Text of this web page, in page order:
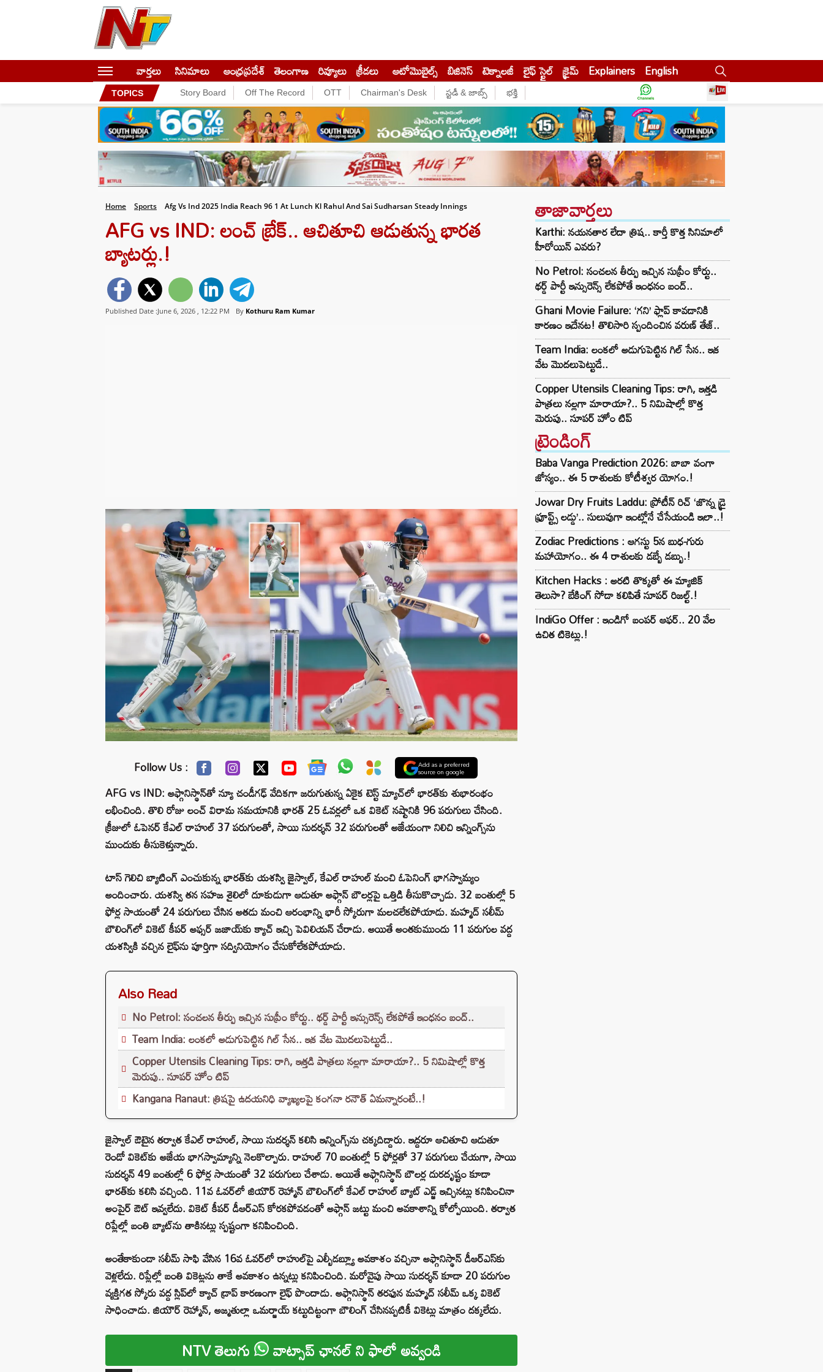
వార్తలు సినిమాలు ఆంధ్రప్రదేశ్ తెలంగాణ రివ్యూలు క్రీడలు ఆటోమొబైల్స్ బిజినెస్‌ టెక్నాలజీ లైఫ్ స్టైల్ క్రైమ్ Explainers English
TOPICS Story Board Off The Record OTT Chairman's Desk స్టడీ & జాబ్స్ భక్తి
Home Sports Afg Vs Ind 2025 India Reach 96 1 At Lunch Kl Rahul And Sai Sudharsan Steady Innings
AFG vs IND: లంచ్ బ్రేక్.. ఆచితూచి ఆడుతున్న భారత
బ్యాటర్లు.!
Published Date :June 6, 2026 , 12:22 PM By Kothuru Ram Kumar
Follow Us : Add as a preferred
source on google
AFG vs IND: అఫ్గానిస్థాన్‌తో న్యూ చండీగఢ్ వేదికగా జరుగుతున్న ఏకైక టెస్ట్ మ్యాచ్‌లో భారత్‌కు శుభారంభం
లభించింది. తొలి రోజు లంచ్ విరామ సమయానికి భారత్ 25 ఓవర్లలో ఒక వికెట్ నష్టానికి 96 పరుగులు చేసింది.
క్రీజులో ఓపెనర్ కేఎల్ రాహుల్ 37 పరుగులతో, సాయి సుదర్శన్ 32 పరుగులతో అజేయంగా నిలిచి ఇన్నింగ్స్‌ను
ముందుకు తీసుకెళ్తున్నారు.
టాస్ గెలిచి బ్యాటింగ్ ఎంచుకున్న భారత్‌కు యశస్వి జైస్వాల్, కేఎల్ రాహుల్ మంచి ఓపెనింగ్ భాగస్వామ్యం
అందించారు. యశస్వి తన సహజ శైలిలో దూకుడుగా ఆడుతూ అఫ్గాన్ బౌలర్లపై ఒత్తిడి తీసుకొచ్చాడు. 32 బంతుల్లో 5
ఫోర్ల సాయంతో 24 పరుగులు చేసిన అతడు మంచి ఆరంభాన్ని భారీ స్కోరుగా మలచలేకపోయాడు. మహ్మద్ సలీమ్
బౌలింగ్‌లో వికెట్ కీపర్ అఫ్సర్ జజాయ్‌కు క్యాచ్ ఇచ్చి పెవిలియన్ చేరాడు. అయితే అంతకుముందు 11 పరుగుల వద్ద
యశస్వికి వచ్చిన లైఫ్‌ను పూర్తిగా సద్వినియోగం చేసుకోలేకపోయాడు.
Also Read
No Petrol: సంచలన తీర్పు ఇచ్చిన సుప్రీం కోర్టు.. థర్డ్ పార్టీ ఇన్సురెన్స్ లేకపోతే ఇంధనం బంద్..
Team India: లంకలో అడుగుపెట్టిన గిల్ సేన.. ఇక వేట మొదలుపెట్టుడే..
Copper Utensils Cleaning Tips: రాగి, ఇత్తడి పాత్రలు నల్లగా మారాయా?.. 5 నిమిషాల్లో కొత్త
మెరుపు.. సూపర్ హోం టిప్
Kangana Ranaut: త్రిషపై ఉదయనిధి వ్యాఖ్యలపై కంగనా రనౌత్ ఏమన్నారంటే..!
జైస్వాల్ ఔటైన తర్వాత కేఎల్ రాహుల్, సాయి సుదర్శన్ కలిసి ఇన్నింగ్స్‌ను చక్కదిద్దారు. ఇద్దరూ ఆచితూచి ఆడుతూ
రెండో వికెట్‌కు అజేయ భాగస్వామ్యాన్ని నెలకొల్పారు. రాహుల్ 70 బంతుల్లో 5 ఫోర్లతో 37 పరుగులు చేయగా, సాయి
సుదర్శన్ 49 బంతుల్లో 6 ఫోర్ల సాయంతో 32 పరుగులు చేశాడు. అయితే అఫ్గానిస్థాన్ బౌలర్ల దురదృష్టం కూడా
భారత్‌కు కలిసి వచ్చింది. 11వ ఓవర్‌లో జియౌర్ రెహ్మాన్ బౌలింగ్‌లో కేఎల్ రాహుల్ బ్యాట్ ఎడ్జ్ ఇచ్చినట్లు కనిపించినా
అంపైర్ ఔట్ ఇవ్వలేదు. వికెట్ కీపర్ డీఆర్‌ఎస్ కోరకపోవడంతో అఫ్గాన్ జట్టు మంచి అవకాశాన్ని కోల్పోయింది. తర్వాత
రిప్లేల్లో బంతి బ్యాట్‌ను తాకినట్లు స్పష్టంగా కనిపించింది.
అంతేకాకుండా సలీమ్ సాఫి వేసిన 16వ ఓవర్‌లో రాహుల్‌పై ఎల్బీడబ్ల్యూ అవకాశం వచ్చినా అఫ్గానిస్థాన్ డీఆర్‌ఎస్‌కు
వెళ్లలేదు. రిప్లేల్లో బంతి వికెట్లను తాకే అవకాశం ఉన్నట్లు కనిపించింది. మరోవైపు సాయి సుదర్శన్ కూడా 20 పరుగుల
వ్యక్తిగత స్కోరు వద్ద స్లిప్‌లో క్యాచ్ డ్రాప్ కారణంగా లైఫ్ పొందాడు. అఫ్గానిస్థాన్ తరఫున మహ్మద్ సలీమ్ ఒక్క వికెట్
సాధించాడు. జియౌర్ రెహ్మాన్, అజ్మతుల్లా ఒమర్జాయ్ కట్టుదిట్టంగా బౌలింగ్ చేసినప్పటికీ వికెట్లు మాత్రం దక్కలేదు.
NTV తెలుగు వాట్సాప్ ఛానల్ ని ఫాలో అవ్వండి
తాజావార్తలు
Karthi: నయనతార లేదా త్రిష.. కార్తీ కొత్త సినిమాలో
హీరోయిన్ ఎవరు?
No Petrol: సంచలన తీర్పు ఇచ్చిన సుప్రీం కోర్టు..
థర్డ్ పార్టీ ఇన్సురెన్స్ లేకపోతే ఇంధనం బంద్..
Ghani Movie Failure: ‘గని’ ఫ్లాప్‌ కావడానికి
కారణం ఇదేనట! తొలిసారి స్పందించిన వరుణ్ తేజ్..
Team India: లంకలో అడుగుపెట్టిన గిల్ సేన.. ఇక
వేట మొదలుపెట్టుడే..
Copper Utensils Cleaning Tips: రాగి, ఇత్తడి
పాత్రలు నల్లగా మారాయా?.. 5 నిమిషాల్లో కొత్త
మెరుపు.. సూపర్ హోం టిప్
ట్రెండింగ్‌
Baba Vanga Prediction 2026: బాబా వంగా
జోస్యం.. ఈ 5 రాశులకు కోటీశ్వర యోగం.!
Jowar Dry Fruits Laddu: ప్రోటీన్ రిచ్ ‘జొన్న డ్రై
ఫ్రూప్ట్స్ లడ్డు’.. సులువుగా ఇంట్లోనే చేసేయండి ఇలా..!
Zodiac Predictions : ఆగస్టు 5న బుధ-గురు
మహాయోగం.. ఈ 4 రాశులకు డబ్బే డబ్బు.!
Kitchen Hacks : అరటి తొక్కతో ఈ మ్యాజిక్
తెలుసా? బేకింగ్ సోడా కలిపితే సూపర్ రిజల్ట్.!
IndiGo Offer : ఇండిగో బంపర్ ఆఫర్.. 20 వేల
ఉచిత టికెట్లు.!